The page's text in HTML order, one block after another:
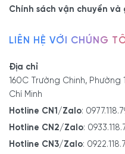
- Showroom 2: 606
- Hotline/Zalo:
- Xưởng SX: 83/10 Dương
Thuận, Tp. Hồ Chí Minh
- Hotline/Zalo:
Chính sách vận chuyển và
LIÊN HỆ VỚI CHÚNG
Địa chỉ
160C Trường Chinh, Phường
Chí Minh
Hotline CN1/Zalo:
Hotline CN2/Zalo:
Hotline CN3/Zalo: